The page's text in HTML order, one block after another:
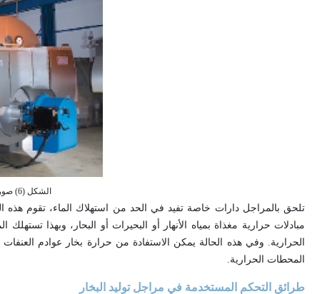
الشكل (6) صورة لنموذج مرجل صناعي لتوليد البخار.
تلحق بالمراجل دارات خاصة تفيد في الحد من استهلاك الماء، تقوم هذه
مبادلات حرارية مغذاة بمياه الأنهار أو البحيرات أو البحار، وبهذا
الحرارية. وفي هذه الحالة يمكن الاستفادة من حرارة بخار عوادم
المحطات الحرارية.
طرائق التحكم المستخدمة في مراجل توليد البخار